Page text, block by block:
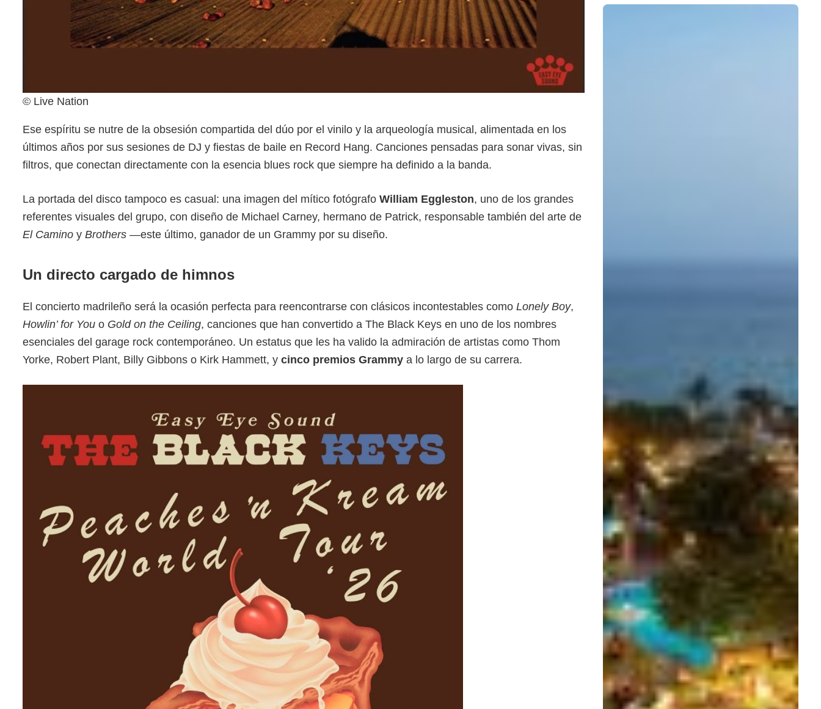
© Live Nation
Ese espíritu se nutre de la obsesión compartida del dúo por el vinilo y la arqueología musical, alimentada en los
últimos años por sus sesiones de DJ y fiestas de baile en Record Hang. Canciones pensadas para sonar vivas, sin
filtros, que conectan directamente con la esencia blues rock que siempre ha definido a la banda.
La portada del disco tampoco es casual: una imagen del mítico fotógrafo William Eggleston, uno de los grandes
referentes visuales del grupo, con diseño de Michael Carney, hermano de Patrick, responsable también del arte de
El Camino y Brothers —este último, ganador de un Grammy por su diseño.
Un directo cargado de himnos
El concierto madrileño será la ocasión perfecta para reencontrarse con clásicos incontestables como Lonely Boy,
Howlin’ for You o Gold on the Ceiling, canciones que han convertido a The Black Keys en uno de los nombres
esenciales del garage rock contemporáneo. Un estatus que les ha valido la admiración de artistas como Thom
Yorke, Robert Plant, Billy Gibbons o Kirk Hammett, y cinco premios Grammy a lo largo de su carrera.